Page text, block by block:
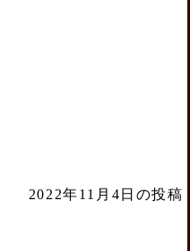
2022年11月4日の投稿